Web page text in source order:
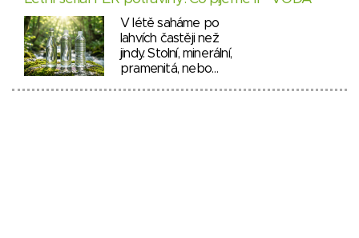
V létě saháme po
lahvích častěji než
jindy. Stolní, minerální,
pramenitá, nebo…